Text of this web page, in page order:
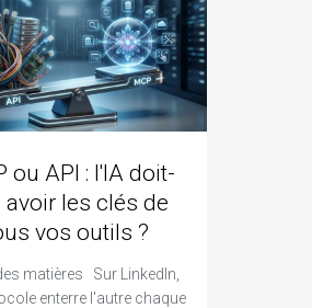
ou API : l'IA doit-
avoir les clés de
vos outils ?
matières Sur LinkedIn,
enterre l'autre chaque